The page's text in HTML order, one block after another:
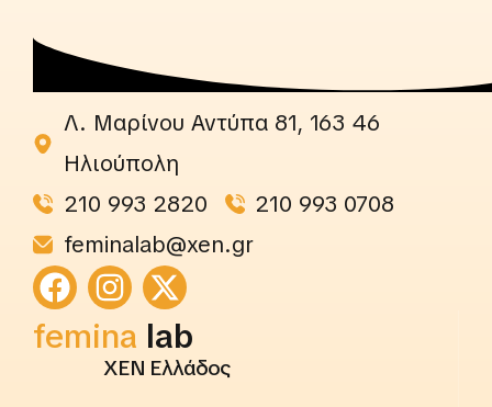
Λ. Μαρίνου Αντύπα 81, 163 46
Ηλιούπολη
210 993 2820
210 993 0708
feminalab@xen.gr
femina lab
ΧΕΝ Ελλάδος